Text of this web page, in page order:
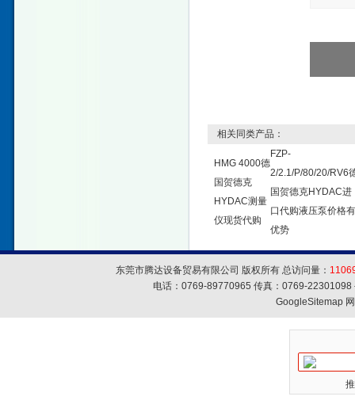
相关同类产品：
HMG 4000德
国贺德克
HYDAC测量
仪现货代购
FZP-
2/2.1/P/80/20/RV6
国贺德克HYDAC进
口代购液压泵价格有
优势
东莞市腾达设备贸易有限公司 版权所有 总访问量：
电话：0769-89770965 传真：0769-
GoogleSitemap网